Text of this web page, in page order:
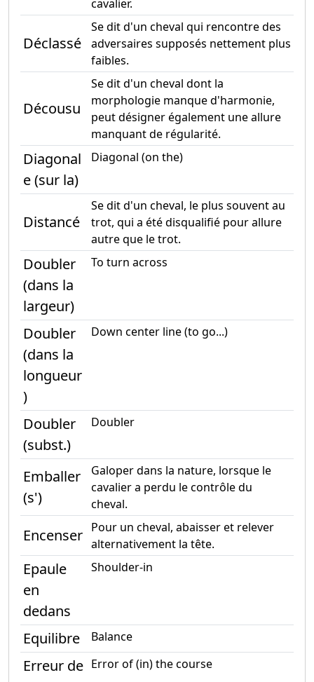
cavalier.
Déclassé
Se dit d'un cheval qui rencontre des
adversaires supposés nettement plus
faibles.
Décousu
Se dit d'un cheval dont la
morphologie manque d'harmonie,
peut désigner également une allure
manquant de régularité.
Diagonal
e (sur la)
Diagonal (on the)
Distancé
Se dit d'un cheval, le plus souvent au
trot, qui a été disqualifié pour allure
autre que le trot.
Doubler
(dans la
largeur)
To turn across
Doubler
(dans la
longueur
)
Down center line (to go...)
Doubler
(subst.)
Doubler
Emballer
(s')
Galoper dans la nature, lorsque le
cavalier a perdu le contrôle du
cheval.
Encenser Pour un cheval, abaisser et relever
alternativement la tête.
Epaule
en
dedans
Shoulder-in
Equilibre Balance
Erreur de Error of (in) the course